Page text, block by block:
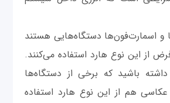
و اسمارت‌فون‌ها دستگاه‌هایی هستند
از این نوع هارد استفاده می‌کنند.
باشید که برخی از دستگاه‌ها
عکاسی هم از این نوع هارد استفاده